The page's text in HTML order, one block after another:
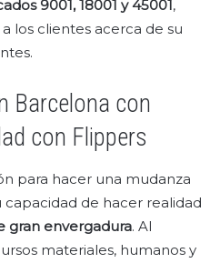
9001, 18001 y 45001,
los clientes acerca de su
Barcelona con
con Flippers
para hacer una mudanza
capacidad de hacer realidad
gran envergadura. Al
materiales, humanos y